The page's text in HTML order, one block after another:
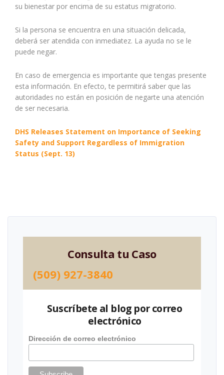
su bienestar por encima de su estatus migratorio.
Si la persona se encuentra en una situación delicada,
deberá ser atendida con inmediatez. La ayuda no se le
puede negar.
En caso de emergencia es importante que tengas presente
esta información. En efecto, te permitirá saber que las
autoridades no están en posición de negarte una atención
de ser necesaria.
DHS Releases Statement on Importance of Seeking
Safety and Support Regardless of Immigration
Status (Sept. 13)
Consulta tu Caso
(509) 927-3840
Suscríbete al blog por correo
electrónico
Dirección de correo electrónico